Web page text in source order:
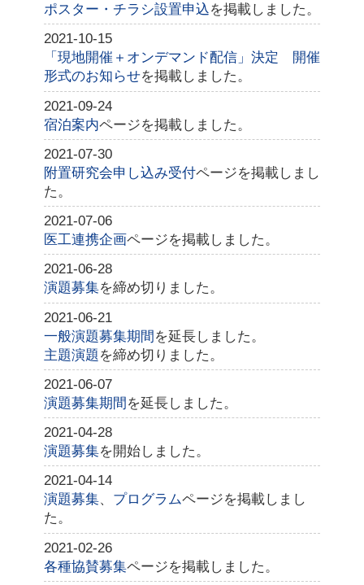
ポスター・チラシ設置申込を掲載しました。
2021-10-15
「現地開催＋オンデマンド配信」決定 開催
形式のお知らせを掲載しました。
2021-09-24
宿泊案内ページを掲載しました。
2021-07-30
附置研究会申し込み受付ページを掲載しまし
た。
2021-07-06
医工連携企画ページを掲載しました。
2021-06-28
演題募集を締め切りました。
2021-06-21
一般演題募集期間 を延長しました。
主題演題 を締め切りました。
2021-06-07
演題募集期間 を延長しました。
2021-04-28
演題募集を開始しました。
2021-04-14
演題募集、 プログラムページを掲載しまし
た。
2021-02-26
各種協賛募集ページを掲載しました。